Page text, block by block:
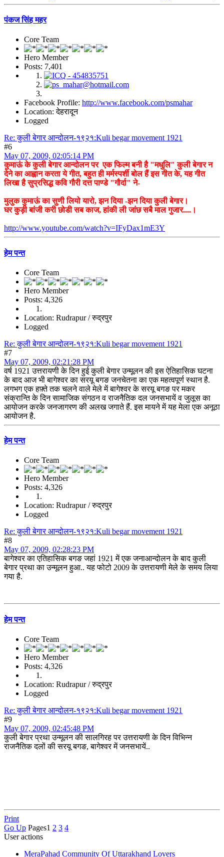
पंकज सिंह महर
Core Team
Hero Member
Posts: 7,401
Facebook Profile: http://www.facebook.com/psmahar
Location: देहरादून
Logged
Re: कुली बेगार आन्दोलन-१९२१:Kuli begar movement 1921
#6
May 07, 2009, 02:05:14 PM
कुमाऊं के कुली बेगार आन्दोलन पर एक फिल्म बनी है "मधुलि" कुली बेगार न
देने का आह्वान करता ये गीत, बहुत ही मर्मस्पर्शी बोल हैं इस गीत के, यह गीत
लिखा है सुप्रसिद्ध कवि गौरी दत्त पाण्डे "गौर्दा" ने-
मुलुक कुमाऊं का सुणी लियो यारो, झन दिया -झन दिया कुली बेगार।
घर कुड़ी बांजी करी छोडी सब काज, हांकी ली जांछ सबै माल गुजार....।
http://www.youtube.com/watch?v=IFyDax1mE3Y
हेम पन्त
Core Team
Hero Member
Posts: 4,326
Location: Rudrapur / रुद्रपुर
Logged
Re: कुली बेगार आन्दोलन-१९२१:Kuli begar movement 1921
#7
May 07, 2009, 02:21:28 PM
वर्ष 1921 उत्तरायणी के दिन हुई कुली बेगार उन्मूलन की इस ऐतिहासिक घटना
के बाद आज भी बागेश्वर का सरयू बगङ जनचेतना का एक महत्वपूर्ण स्थान है.
लगभग एक हफ़्ते तक चलने वाले मेले में बागेश्वर के सरयू बगङ पर मकर
संक्रान्ति के दिन सामाजिक संगठन व राजनैतिक दल जनसभायें व जुलूस का
आयोजन करके जनजागरण की अलख जगाते हैं. इस मायने में यह मेला एक अनूठा
आयोजन है.
हेम पन्त
Core Team
Hero Member
Posts: 4,326
Location: Rudrapur / रुद्रपुर
Logged
Re: कुली बेगार आन्दोलन-१९२१:Kuli begar movement 1921
#8
May 07, 2009, 02:28:23 PM
बागेश्वर का एतिहासिक बगङ जहां 1921 में एक जनाआन्दोलन के बाद कुली
बेगार प्रथा का उन्मूलन हुआ.. यह फोटो 2009 के उत्तरायणी मेले के समय लिया
गया है.
हेम पन्त
Core Team
Hero Member
Posts: 4,326
Location: Rudrapur / रुद्रपुर
Logged
Re: कुली बेगार आन्दोलन-१९२१:Kuli begar movement 1921
#9
May 07, 2009, 02:45:48 PM
कुली बेगार प्रथा उन्मूलन की सालगिरह पर उत्तरायणी के दिन विभिन्न
राजनैतिक दलों की सरयू बगङ, बागेश्वर में जनसभायें..
Print
Go Up Pages1 2 3 4
User actions
MeraPahad Community Of Uttarakhand Lovers